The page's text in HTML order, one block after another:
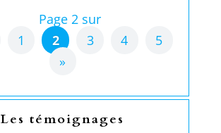
Page 2 sur
1 2 3 4
5
»
Les témoignages